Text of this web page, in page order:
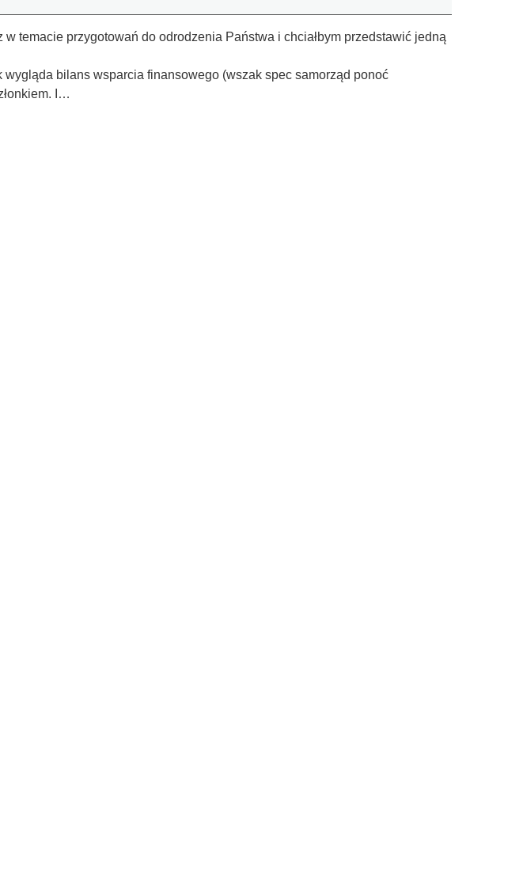
temacie przygotowań do odrodzenia Państwa i chciałbym przedstawić jedną
bilans wsparcia finansowego (wszak spec samorząd ponoć
I…